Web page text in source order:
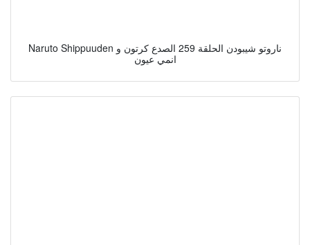
Naruto Shippuuden ناروتو شيبودن الحلقة 259 الصدع كرتون و
انمي عيون